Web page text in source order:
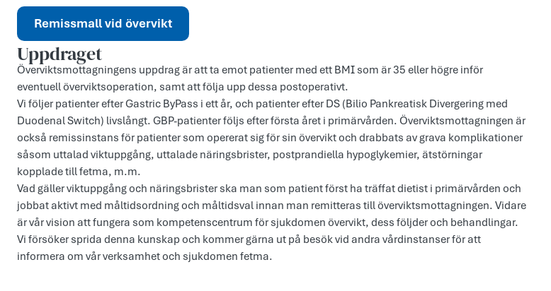
Remissmall vid övervikt
Uppdraget
Överviktsmottagningens uppdrag är att ta emot patienter med ett BMI som är 35 eller högre inför
eventuell överviktsoperation, samt att följa upp dessa postoperativt.
Vi följer patienter efter Gastric ByPass i ett år, och patienter efter DS (Bilio Pankreatisk Divergering med
Duodenal Switch) livslångt. GBP-patienter följs efter första året i primärvården. Överviktsmottagningen är
också remissinstans för patienter som opererat sig för sin övervikt och drabbats av grava komplikationer
såsom uttalad viktuppgång, uttalade näringsbrister, postprandiella hypoglykemier, ätstörningar
kopplade till fetma, m.m.
Vad gäller viktuppgång och näringsbrister ska man som patient först ha träffat dietist i primärvården och
jobbat aktivt med måltidsordning och måltidsval innan man remitteras till överviktsmottagningen. Vidare
är vår vision att fungera som kompetenscentrum för sjukdomen övervikt, dess följder och behandlingar.
Vi försöker sprida denna kunskap och kommer gärna ut på besök vid andra vårdinstanser för att
informera om vår verksamhet och sjukdomen fetma.